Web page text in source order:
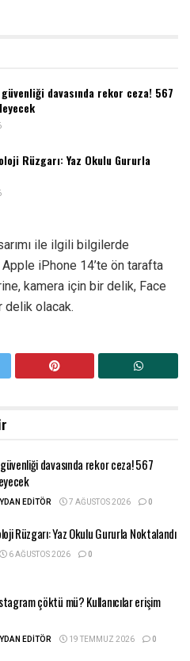
davasında rekor ceza! 567
Rüzgarı: Yaz Okulu Gururla
ile ilgili bilgilerde
iPhone 14’te ön tarafta
kamera için bir delik, Face
delik olacak.
davasında rekor ceza! 567
EDITÖR 7 AĞUSTOS 2026 0
Rüzgarı: Yaz Okulu Gururla Noktalandı
6 AĞUSTOS 2026 0
çöktü mü? Kullanıcılar erişim
EDITÖR 19 TEMMUZ 2026 0